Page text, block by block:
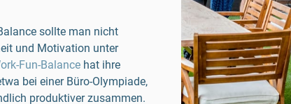
sollte man nicht
und Motivation unter
Fun-Balance hat ihre
bei einer Büro-Olympiade,
produktiver zusammen.